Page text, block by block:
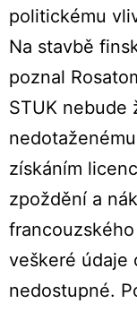
politickému
Na stavbě
poznal
STUK nebude
získáním
zpoždění a
veškeré údaje
nedostupné.